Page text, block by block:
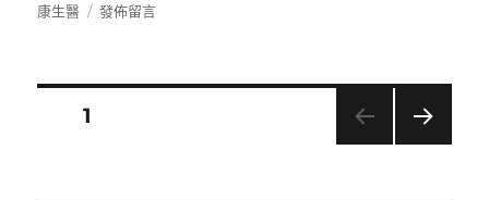
佈
類
康生醫
在
發佈留言
頁次1